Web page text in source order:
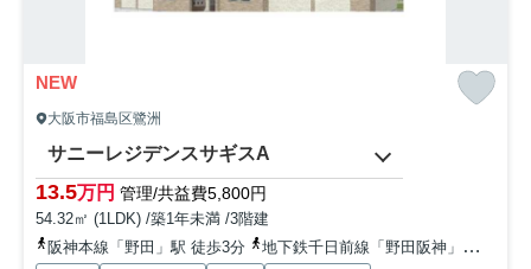
NEW
大阪市福島区鷺洲
サニーレジデンスサギスA
13.5万円 管理/共益費5,800円
54.32㎡ (1LDK) /築1年未満 /3階建
阪神本線「野田」駅 徒歩3分
地下鉄千日前線「野田阪神」駅 徒歩5分